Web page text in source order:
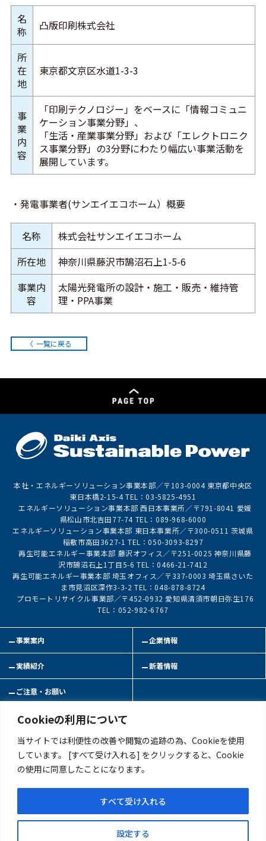
Cookieの利用について
当サイトでは利便性の改善や閲覧の追跡の為、Cookieを使用
しています。 [すべて受け入れる] をクリックすると、Cookie
の使用に同意したことになります。
設定する
すべて受け入れる
名
称
凸版印刷株式会社
所
在
地
東京都文京区水道1-3-3
事
業
内
容
「印刷テクノロジー」をベースに「情報コミュニ
ケーション事業分野」、
「生活・産業事業分野」および「エレクトロニク
ス事業分野」の3分野にわたり幅広い事業活動を
展開しています。
・発電事業者(サンエイエコホーム）概要
名称
株式会社サンエイエコホーム
所在地
神奈川県藤沢市鵠沼石上1-5-6
事業内
容
太陽光発電所の設計・施工・販売・維持管
理・PPA事業
一覧に戻る
本社・エネルギーソリューション事業本部／〒103-0004 東京都中央区
東日本橋2-15-4 TEL：03-5825-4951
エネルギーソリューション事業本部 西日本事業所／〒791-8041 愛媛
県松山市北吉田77-74 TEL：089-968-6000
エネルギーソリューション事業本部 東日本事業所／〒300-0511 茨城県
稲敷市高田3627-1 TEL：050-3093-8297
再生可能エネルギー事業本部 藤沢オフィス／〒251-0025 神奈川県藤
沢市鵠沼石上1丁目5-6 TEL：0466-21-7412
再生可能エネルギー事業本部 埼玉オフィス／〒337-0003 埼玉県さいた
ま市見沼区深作3-3-2 TEL：048-878-8724
プロモートリサイクル事業部／〒452-0932 愛知県清須市朝日弥生176
TEL：052-982-6767
事業案内 企業情報
実績紹介 新着情報
ご注意・お願い
お問い合わせ
このサイトについて
プライバシーポリシー
反社会的勢力への対応について
Copyright(C)Daiki Axis Sustainable Power CO.,LTD Allrights reserved.